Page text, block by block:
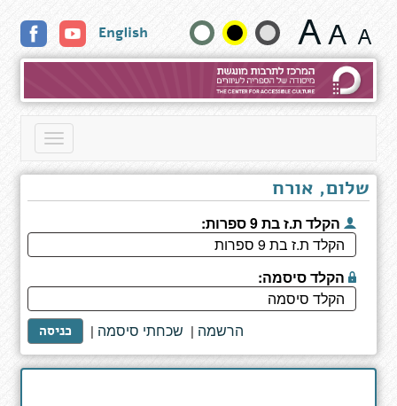
אחד
נכנס
לבר
שנה
גודל
טקסט
English
Toggle
שלום, אורח
הקלד ת.ז בת 9 ספרות:
הקלד סיסמה:
כניסה | שכחתי סיסמה | הרשמה